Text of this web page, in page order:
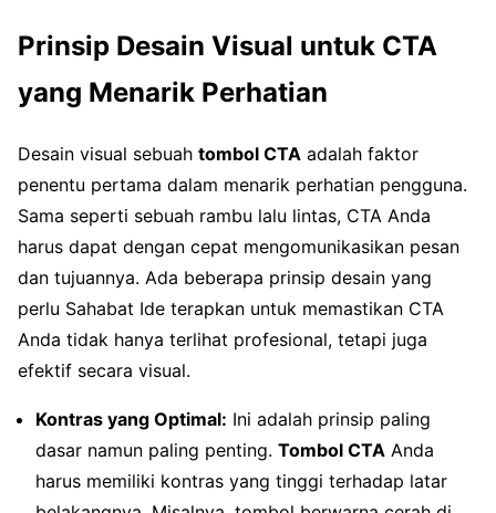
Prinsip Desain Visual untuk CTA
yang Menarik Perhatian
Desain visual sebuah tombol CTA adalah faktor
penentu pertama dalam menarik perhatian pengguna.
Sama seperti sebuah rambu lalu lintas, CTA Anda
harus dapat dengan cepat mengomunikasikan pesan
dan tujuannya. Ada beberapa prinsip desain yang
perlu Sahabat Ide terapkan untuk memastikan CTA
Anda tidak hanya terlihat profesional, tetapi juga
efektif secara visual.
Kontras yang Optimal: Ini adalah prinsip paling
dasar namun paling penting. Tombol CTA Anda
harus memiliki kontras yang tinggi terhadap latar